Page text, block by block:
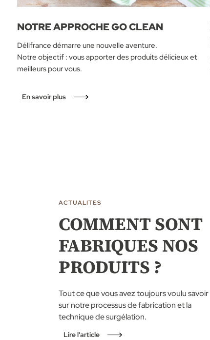
NOTRE APPROCHE GO CLEAN
Délifrance démarre une nouvelle aventure.
Notre objectif : vous apporter des produits délicieux et
meilleurs pour vous.
En savoir plus
ACTUALITES
COMMENT SONT
FABRIQUES NOS
PRODUITS ?
Tout ce que vous avez toujours voulu savoir
sur notre processus de fabrication et la
technique de surgélation.
Lire l'article